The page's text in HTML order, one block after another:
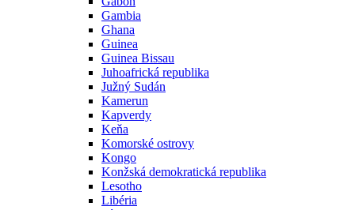
Gambia
Ghana
Guinea
Guinea Bissau
Juhoafrická republika
Južný Sudán
Kamerun
Kapverdy
Keňa
Komorské ostrovy
Kongo
Konžská demokratická republika
Lesotho
Libéria